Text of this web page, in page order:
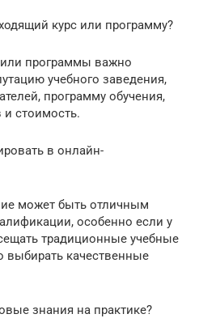
курс или программу?
программы важно
учебного заведения,
программу обучения,
и стоимость.
в онлайн-
может быть отличным
особенно если у
традиционные учебные
выбирать качественные
знания на практике?